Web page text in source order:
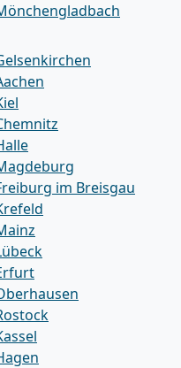
im Breisgau